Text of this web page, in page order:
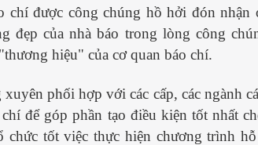
chí được công chúng hồ hởi đón nhận
đẹp của nhà báo trong lòng công
hiệu" của cơ quan báo chí.
phối hợp với các cấp, các ngành
để góp phần tạo điều kiện tốt nhất
chức tốt việc thực hiện chương trình